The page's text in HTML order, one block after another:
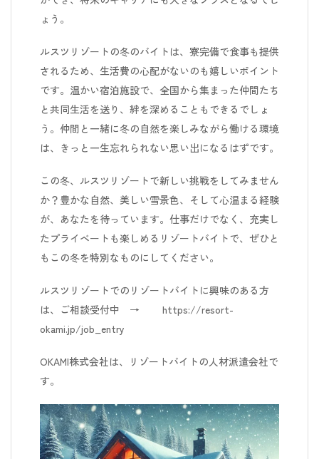
ょう。
ルスツリゾートの冬のバイトは、寮完備で食事も提供
されるため、生活費の心配がないのも嬉しいポイント
です。温かい宿泊施設で、全国から集まった仲間たち
と共同生活を送り、絆を深めることもできるでしょ
う。仲間と一緒に冬の自然を楽しみながら働ける環境
は、きっと一生忘れられない思い出になるはずです。
この冬、ルスツリゾートで新しい挑戦をしてみません
か？豊かな自然、美しい雪景色、そして心温まる経験
が、あなたを待っています。仕事だけでなく、充実し
たプライベートも楽しめるリゾートバイトで、ぜひと
もこの冬を特別なものにしてください。
ルスツリゾートでのリゾートバイトに興味のある方
は、ご相談受付中 → https://resort-
okami.jp/job_entry
OKAMI株式会社は、リゾートバイトの人材派遣会社で
す。